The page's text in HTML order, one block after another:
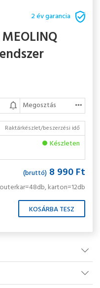
2 év garancia
MEOLINQ
Megosztás
Raktárkészlet/beszerzési idő
Készleten
(bruttó) 8 990 Ft
outerkar=48db, karton=12db